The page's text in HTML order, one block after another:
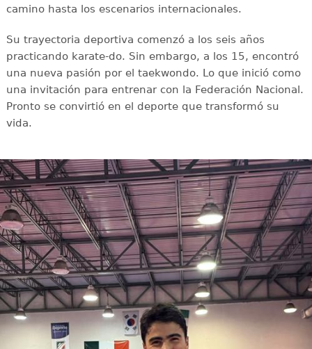
camino hasta los escenarios internacionales.
Su trayectoria deportiva comenzó a los seis años
practicando karate-do. Sin embargo, a los 15, encontró
una nueva pasión por el taekwondo. Lo que inició como
una invitación para entrenar con la Federación Nacional.
Pronto se convirtió en el deporte que transformó su
vida.